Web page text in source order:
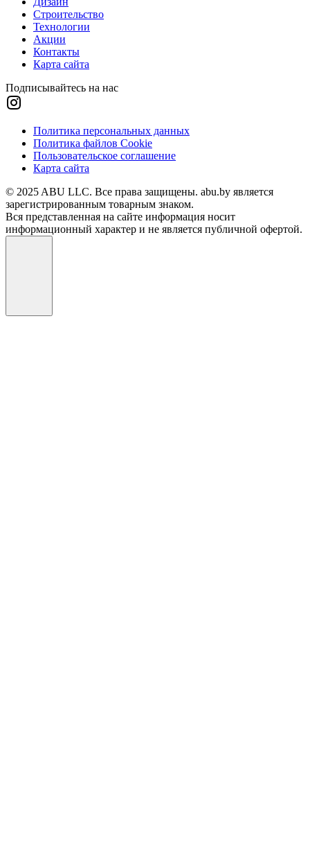
Строительство
Технологии
Акции
Контакты
Карта сайта
Подписывайтесь на нас
Политика персональных данных
Политика файлов Cookie
Пользовательское соглашение
Карта сайта
© 2025 ABU LLC. Все права защищены. abu.by является
зарегистрированным товарным знаком.
Вся представленная на сайте информация носит
информационный характер и не является публичной офертой.